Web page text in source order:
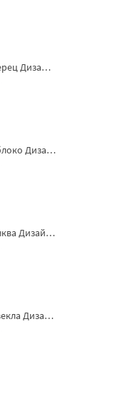
Мини Перец Дизайн машинной вышивки - 2 размера
Мини Яблоко Дизайн машинной вышивки - 4 размера
Мини Тыква Дизайн машинной вышивки - 3 размера
Мини Свекла Дизайн машинной вышивки - 4 размера